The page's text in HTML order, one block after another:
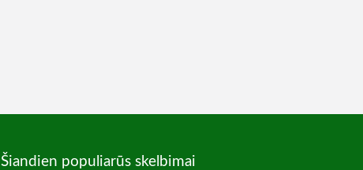
Šiandien populiarūs skelbimai